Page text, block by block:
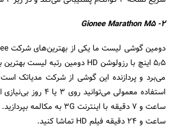
۲- Gionee Marathon M5
ساعت و ۲۴ دقیقه فیلم HD تماشا کنید.